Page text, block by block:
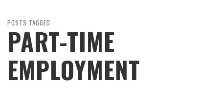
POSTS TAGGED
PART-TIME
EMPLOYMENT